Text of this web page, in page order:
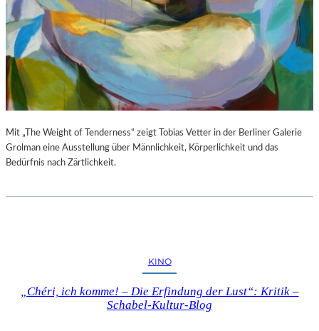
Mit „The Weight of Tenderness“ zeigt Tobias Vetter in der Berliner Galerie
Grolman eine Ausstellung über Männlichkeit, Körperlichkeit und das
Bedürfnis nach Zärtlichkeit.
KINO
„Chéri, ich komme! – Die Erfindung der Lust“: Kritik –
Schabel-Kultur-Blog